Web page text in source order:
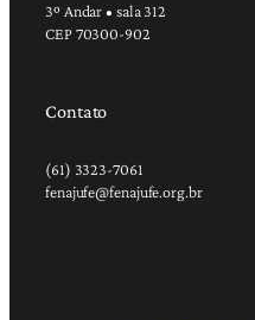
3º Andar • sala 312
CEP 70300-902
Contato
(61) 3323-7061
fenajufe@fenajufe.org.br